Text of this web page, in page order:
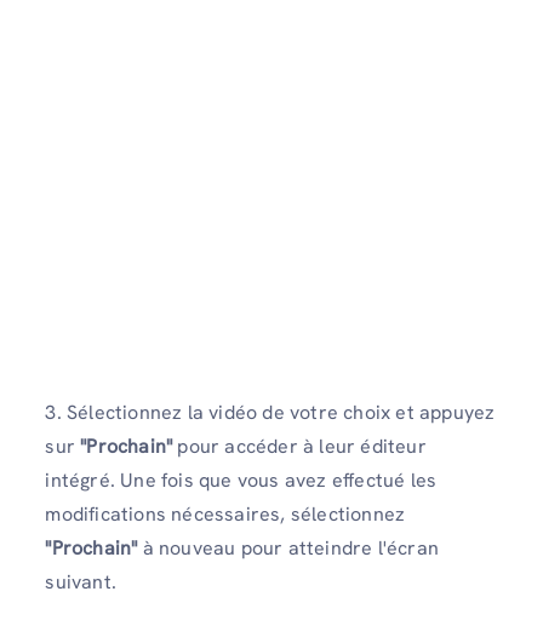
3. Sélectionnez la vidéo de votre choix et appuyez
sur"Prochain"pour accéder à leur éditeur
intégré. Une fois que vous avez effectué les
modifications nécessaires, sélectionnez
"Prochain"à nouveau pour atteindre l'écran
suivant.